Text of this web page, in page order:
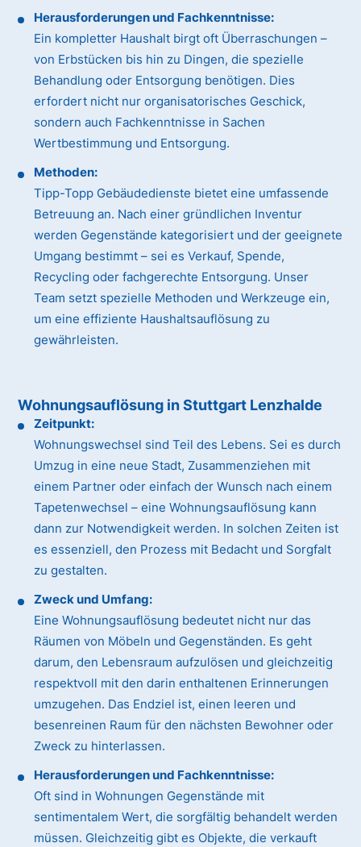
Herausforderungen und Fachkenntnisse:
Ein kompletter Haushalt birgt oft Überraschungen –
von Erbstücken bis hin zu Dingen, die spezielle
Behandlung oder Entsorgung benötigen. Dies
erfordert nicht nur organisatorisches Geschick,
sondern auch Fachkenntnisse in Sachen
Wertbestimmung und Entsorgung.
Methoden:
Tipp-Topp Gebäudedienste bietet eine umfassende
Betreuung an. Nach einer gründlichen Inventur
werden Gegenstände kategorisiert und der geeignete
Umgang bestimmt – sei es Verkauf, Spende,
Recycling oder fachgerechte Entsorgung. Unser
Team setzt spezielle Methoden und Werkzeuge ein,
um eine effiziente Haushaltsauflösung zu
gewährleisten.
Wohnungsauflösung in Stuttgart Lenzhalde
Zeitpunkt:
Wohnungswechsel sind Teil des Lebens. Sei es durch
Umzug in eine neue Stadt, Zusammenziehen mit
einem Partner oder einfach der Wunsch nach einem
Tapetenwechsel – eine Wohnungsauflösung kann
dann zur Notwendigkeit werden. In solchen Zeiten ist
es essenziell, den Prozess mit Bedacht und Sorgfalt
zu gestalten.
Zweck und Umfang:
Eine Wohnungsauflösung bedeutet nicht nur das
Räumen von Möbeln und Gegenständen. Es geht
darum, den Lebensraum aufzulösen und gleichzeitig
respektvoll mit den darin enthaltenen Erinnerungen
umzugehen. Das Endziel ist, einen leeren und
besenreinen Raum für den nächsten Bewohner oder
Zweck zu hinterlassen.
Herausforderungen und Fachkenntnisse:
Oft sind in Wohnungen Gegenstände mit
sentimentalem Wert, die sorgfältig behandelt werden
müssen. Gleichzeitig gibt es Objekte, die verkauft